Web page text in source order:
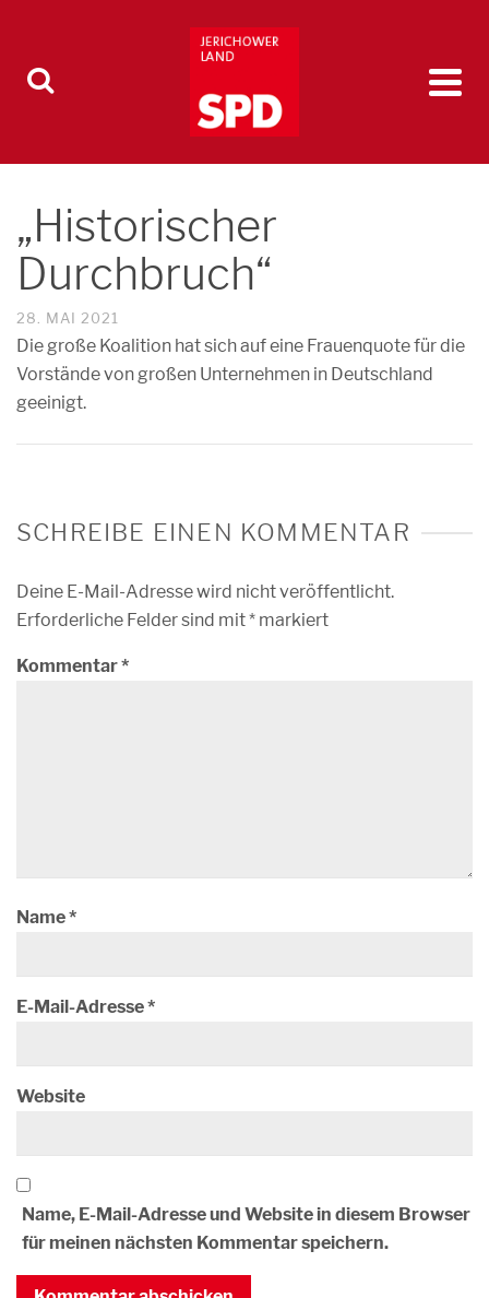
„Historischer
Durchbruch“
28. MAI 2021
Die große Koalition hat sich auf eine Frauenquote für die
Vorstände von großen Unternehmen in Deutschland
geeinigt.
SCHREIBE EINEN KOMMENTAR
Deine E-Mail-Adresse wird nicht veröffentlicht.
Erforderliche Felder sind mit* markiert
Kommentar*
Name*
E-Mail-Adresse*
Website
Name, E-Mail-Adresse und Website in diesem Browser
für meinen nächsten Kommentar speichern.